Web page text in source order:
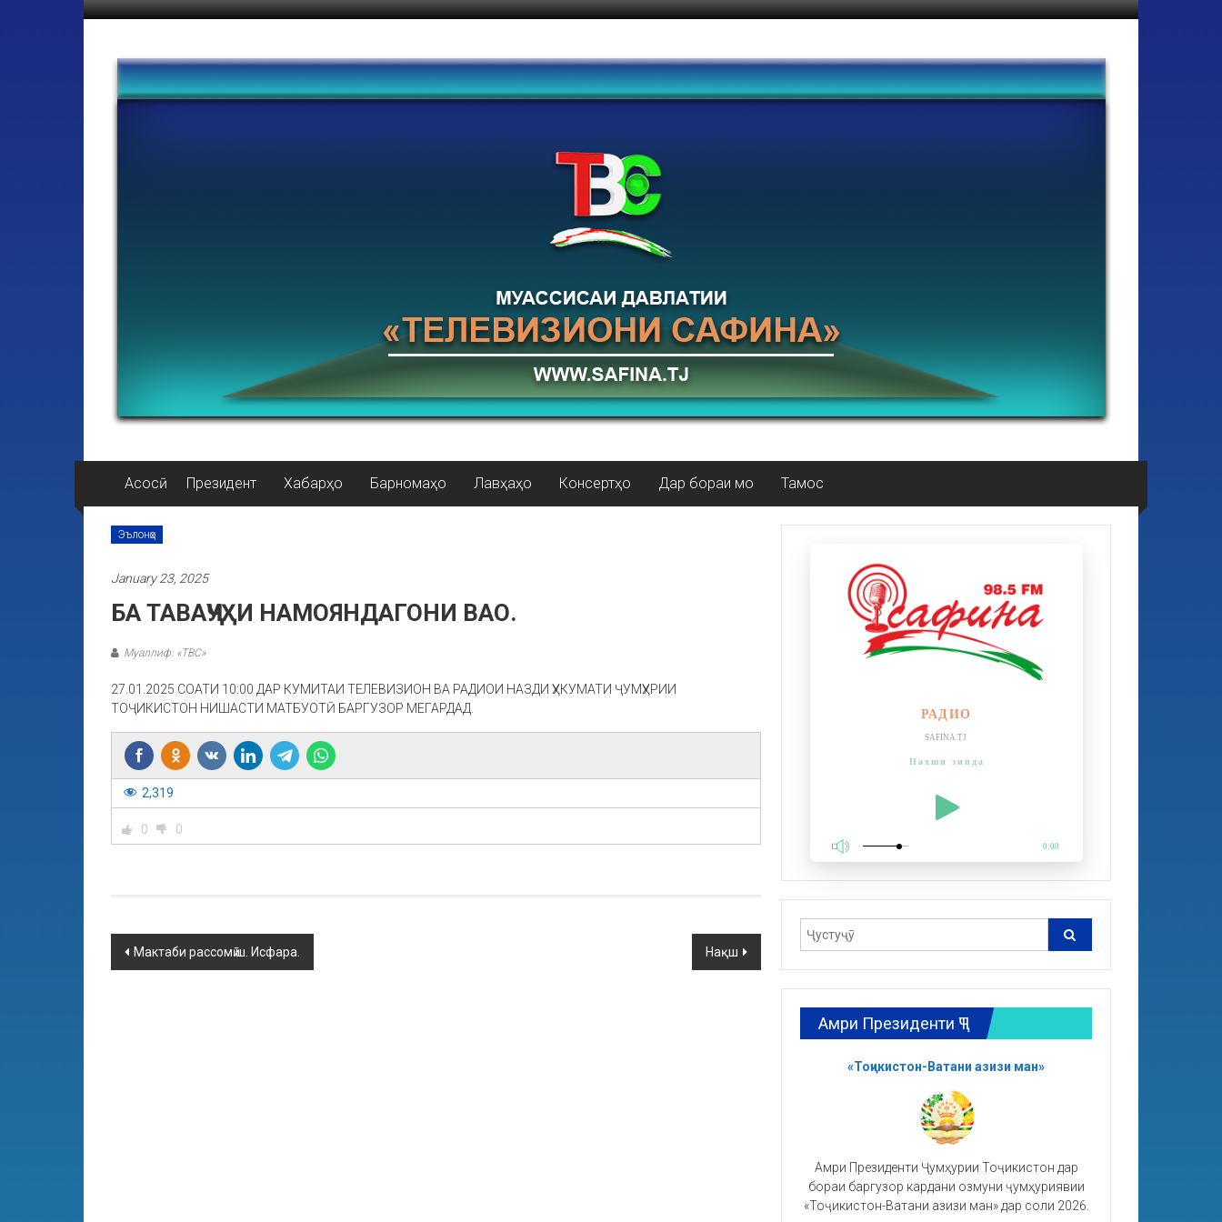
Асосӣ Президент Хабарҳо Барномаҳо Лавҳаҳо Консертҳо Дар бораи мо Тамос
Эълонҳо
January 23, 2025
БА ТАВАҶҶУҲИ НАМОЯНДАГОНИ ВАО.
Муаллиф: «ТВС»
27.01.2025 СОАТИ 10:00 ДАР КУМИТАИ ТЕЛЕВИЗИОН ВА РАДИОИ НАЗДИ ҲУКУМАТИ ҶУМҲУРИИ
ТОҶИКИСТОН НИШАСТИ МАТБУОТӢ БАРГУЗОР МЕГАРДАД.
2,319
0 0
Мактаби рассомӣ ш. Исфара. Нақш
РАДИО
SAFINA.TJ
Пахши зинда
0:00
Амри Президенти ҶТ
«Тоҷикистон-Ватани азизи ман»
Амри Президенти Ҷумҳурии Тоҷикистон дар
бораи баргузор кардани озмуни ҷумҳуриявии
«Тоҷикистон-Ватани азизи ман» дар соли 2026.